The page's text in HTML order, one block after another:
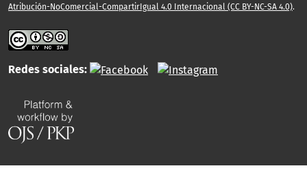
Atribución-NoComercial-CompartirIgual 4.0 Internacional (CC BY-NC-SA 4.0).
Redes sociales: